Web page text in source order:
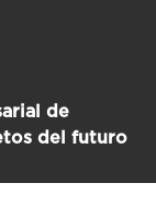
de
del futuro